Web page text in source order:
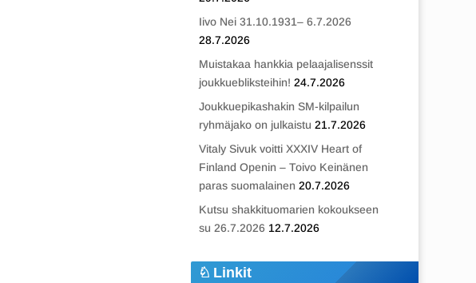
Iivo Nei 31.10.1931– 6.7.2026
28.7.2026
Muistakaa hankkia pelaajalisenssit
joukkuebliksteihin! 24.7.2026
Joukkuepikashakin SM-kilpailun
ryhmäjako on julkaistu 21.7.2026
Vitaly Sivuk voitti XXXIV Heart of
Finland Openin – Toivo Keinänen
paras suomalainen 20.7.2026
Kutsu shakkituomarien kokoukseen
su 26.7.2026 12.7.2026
Linkit